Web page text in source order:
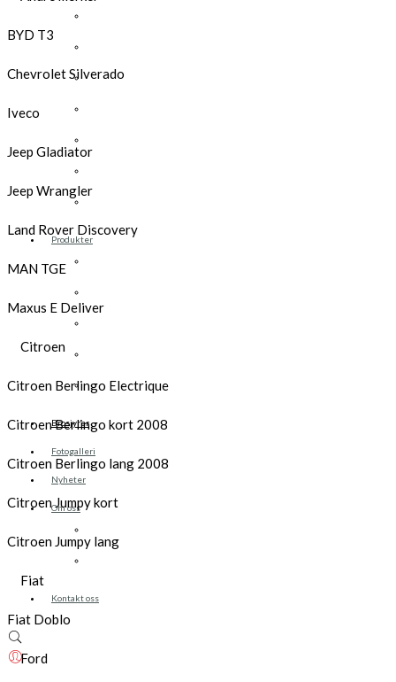
Renault
Produkter
Tilbehør
Brosjyrer
Fotogalleri
Nyheter
Om oss
Kontakt oss
BYD T3
Chevrolet Silverado
Iveco
Jeep Gladiator
Jeep Wrangler
Land Rover Discovery
MAN TGE
Maxus E Deliver
Citroen
Citroen Berlingo Electrique
Citroen Berlingo kort 2008
Citroen Berlingo lang 2008
Citroen Jumpy kort
Citroen Jumpy lang
Fiat
Fiat Doblo
Ford